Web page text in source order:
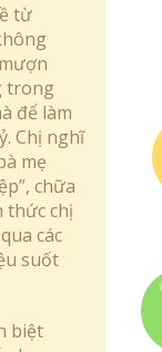
từ
trong
để làm
Chị nghĩ
mẹ
chữa
thức chị
các
suốt
biệt